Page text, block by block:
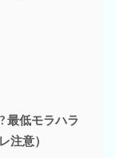
最低モラハラ
注意）